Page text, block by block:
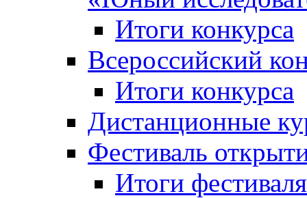
Итоги конкурса
Всероссийский
Итоги конкурса
Дистанционные
Фестиваль
Итоги